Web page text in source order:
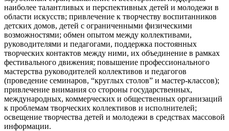
наиболее талантливых и перспективных детей и молодежи в
области искусств; привлечение к творчеству воспитанников
детских домов, детей с ограниченными физическими
возможностями; обмен опытом между коллективами,
руководителями и педагогами, поддержка постоянных
творческих контактов между ними, их объединение в рамках
фестивального движения; повышение профессионального
мастерства руководителей коллективов и педагогов
(проведение семинаров, “круглых столов” и мастер-классов);
привлечение внимания со стороны государственных,
международных, коммерческих и общественных организаций
к проблемам творческих коллективов и исполнителей;
освещение творчества детей и молодежи в средствах массовой
информации.